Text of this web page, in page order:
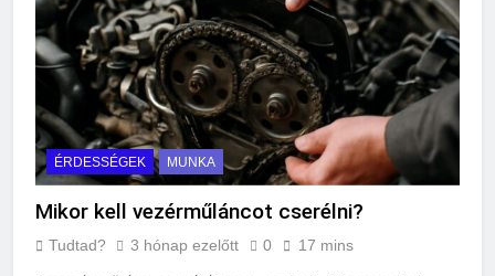
ÉRDESSÉGEK MUNKA
Mikor kell vezérműláncot cserélni?
Tudtad? 3 hónap ezelőtt 0 17 mins